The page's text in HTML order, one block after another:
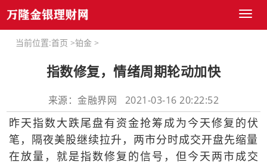
Toggle
当前位置:首页 >铂金 >
指数修复，情绪周期轮动加快
来源：金融界网 2021-03-16 20:22:52
昨天指数大跌尾盘有资金抢筹成为今天修复的伏
笔，隔夜美股继续拉升，两市分时成交开盘先缩量
在放量，就是指数修复的信号，但今天两市成交